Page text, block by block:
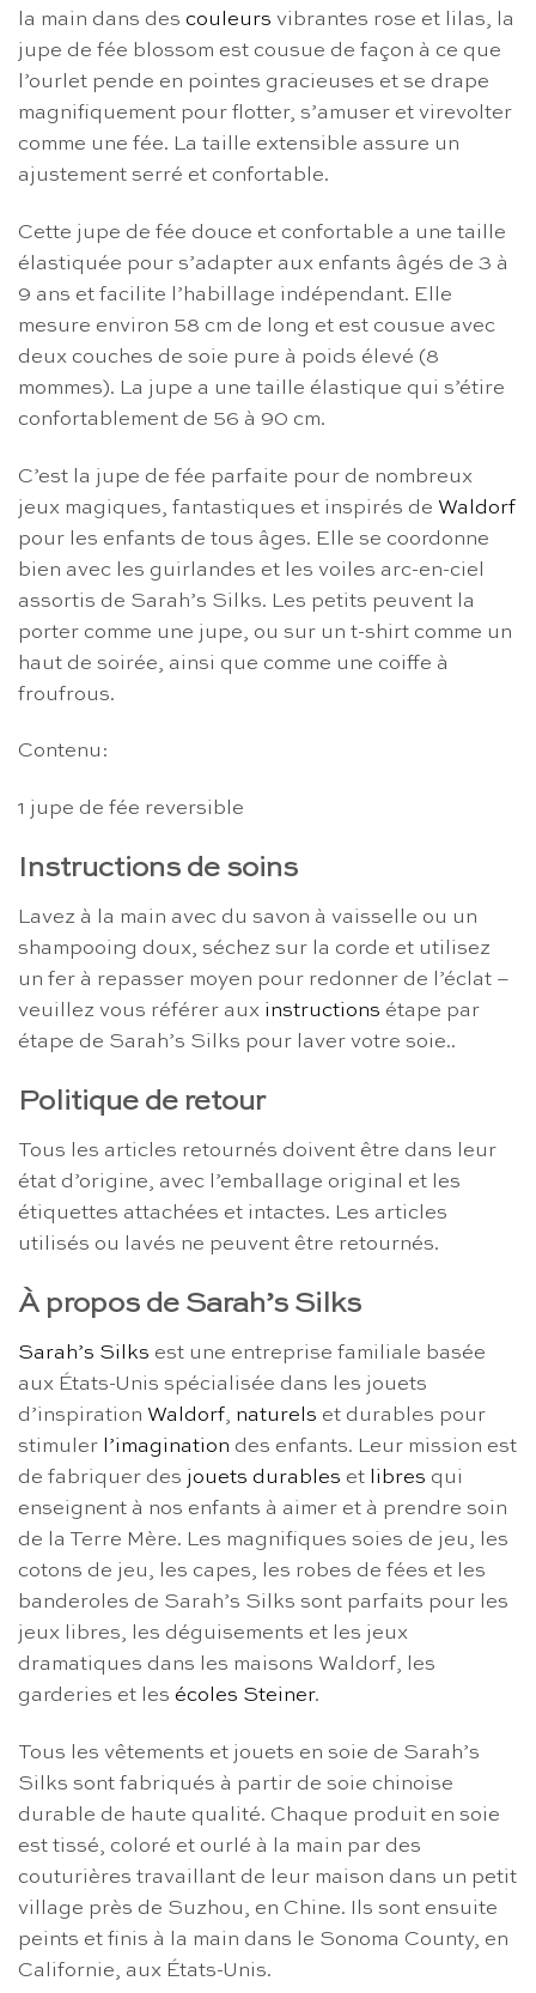
la main dans des couleurs vibrantes rose et lilas, la
jupe de fée blossom est cousue de façon à ce que
l’ourlet pende en pointes gracieuses et se drape
magnifiquement pour flotter, s’amuser et virevolter
comme une fée. La taille extensible assure un
ajustement serré et confortable.
Cette jupe de fée douce et confortable a une taille
élastiquée pour s’adapter aux enfants âgés de 3 à
9 ans et facilite l’habillage indépendant. Elle
mesure environ 58 cm de long et est cousue avec
deux couches de soie pure à poids élevé (8
mommes). La jupe a une taille élastique qui s’étire
confortablement de 56 à 90 cm.
C’est la jupe de fée parfaite pour de nombreux
jeux magiques, fantastiques et inspirés de Waldorf
pour les enfants de tous âges. Elle se coordonne
bien avec les guirlandes et les voiles arc-en-ciel
assortis de Sarah’s Silks. Les petits peuvent la
porter comme une jupe, ou sur un t-shirt comme un
haut de soirée, ainsi que comme une coiffe à
froufrous.
Contenu:
1 jupe de fée reversible
Instructions de soins
Lavez à la main avec du savon à vaisselle ou un
shampooing doux, séchez sur la corde et utilisez
un fer à repasser moyen pour redonner de l’éclat –
veuillez vous référer aux instructions étape par
étape de Sarah’s Silks pour laver votre soie..
Politique de retour
Tous les articles retournés doivent être dans leur
état d’origine, avec l’emballage original et les
étiquettes attachées et intactes. Les articles
utilisés ou lavés ne peuvent être retournés.
À propos de Sarah’s Silks
Sarah’s Silks est une entreprise familiale basée
aux États-Unis spécialisée dans les jouets
d’inspiration Waldorf, naturels et durables pour
stimuler l’imagination des enfants. Leur mission est
de fabriquer des jouets durables et libres qui
enseignent à nos enfants à aimer et à prendre soin
de la Terre Mère. Les magnifiques soies de jeu, les
cotons de jeu, les capes, les robes de fées et les
banderoles de Sarah’s Silks sont parfaits pour les
jeux libres, les déguisements et les jeux
dramatiques dans les maisons Waldorf, les
garderies et les écoles Steiner.
Tous les vêtements et jouets en soie de Sarah’s
Silks sont fabriqués à partir de soie chinoise
durable de haute qualité. Chaque produit en soie
est tissé, coloré et ourlé à la main par des
couturières travaillant de leur maison dans un petit
village près de Suzhou, en Chine. Ils sont ensuite
peints et finis à la main dans le Sonoma County, en
Californie, aux États-Unis.